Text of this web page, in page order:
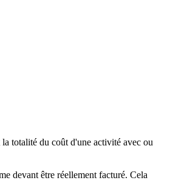
totalité du coût d'une activité avec ou
devant être réellement facturé. Cela